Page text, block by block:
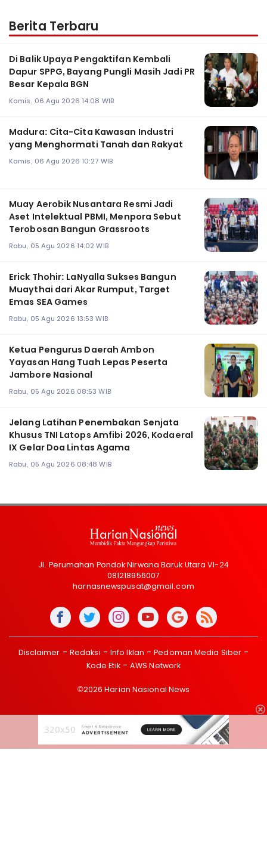
Berita Terbaru
Di Balik Upaya Pengaktifan Kembali
Dapur SPPG, Bayang Pungli Masih Jadi PR
Besar Kepala BGN
Kamis, 06 Agu 2026 14:08 WIB
Madura: Cita-Cita Kawasan Industri
yang Menghormati Tanah dan Rakyat
Kamis, 06 Agu 2026 10:27 WIB
Muay Aerobik Nusantara Resmi Jadi
Aset Intelektual PBMI, Menpora Sebut
Terobosan Bangun Grassroots
Rabu, 05 Agu 2026 14:02 WIB
Erick Thohir: LaNyalla Sukses Bangun
Muaythai dari Akar Rumput, Target
Emas SEA Games
Rabu, 05 Agu 2026 13:53 WIB
Ketua Pengurus Daerah Ambon
Yayasan Hang Tuah Lepas Peserta
Jambore Nasional
Rabu, 05 Agu 2026 08:53 WIB
Jelang Latihan Penembakan Senjata
Khusus TNI Latops Amfibi 2026, Kodaeral
IX Gelar Doa Lintas Agama
Rabu, 05 Agu 2026 08:48 WIB
Jl. Perumahan Pondok Nirwana Baruk Utara VI-24
081218956007
harnasnewspusat@gmail.com
Disclaimer Redaksi Info Iklan
Pedoman Media Siber
Kode Etik
AWS Network
©2026 Harian Nasional News